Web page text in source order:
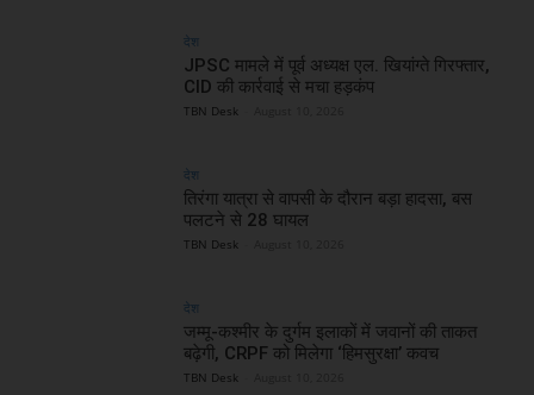
देश
JPSC मामले में पूर्व अध्यक्ष एल. खियांग्ते गिरफ्तार,
CID की कार्रवाई से मचा हड़कंप
TBN Desk
देश
तिरंगा यात्रा से वापसी के दौरान बड़ा हादसा, बस
पलटने से 28 घायल
TBN Desk
देश
जम्मू-कश्मीर के दुर्गम इलाकों में जवानों की ताकत
बढ़ेगी, CRPF को मिलेगा ‘हिमसुरक्षा’ कवच
TBN Desk